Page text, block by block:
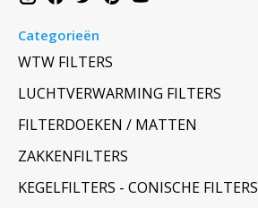
Categorieën
WTW FILTERS
LUCHTVERWARMING FILTERS
FILTERDOEKEN / MATTEN
ZAKKENFILTERS
KEGELFILTERS - CONISCHE FILTERS